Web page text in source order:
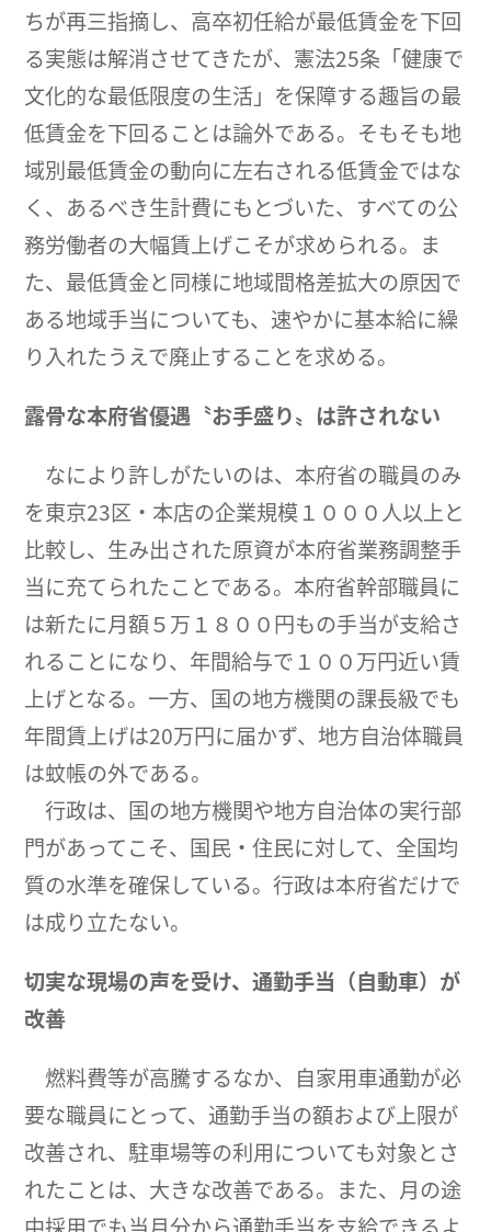
ちが再三指摘し、高卒初任給が最低賃金を下回
る実態は解消させてきたが、憲法25条「健康で
文化的な最低限度の生活」を保障する趣旨の最
低賃金を下回ることは論外である。そもそも地
域別最低賃金の動向に左右される低賃金ではな
く、あるべき生計費にもとづいた、すべての公
務労働者の大幅賃上げこそが求められる。ま
た、最低賃金と同様に地域間格差拡大の原因で
ある地域手当についても、速やかに基本給に繰
り入れたうえで廃止することを求める。
露骨な本府省優遇〝お手盛り〟は許されない
なにより許しがたいのは、本府省の職員のみ
を東京23区・本店の企業規模１０００人以上と
比較し、生み出された原資が本府省業務調整手
当に充てられたことである。本府省幹部職員に
は新たに月額５万１８００円もの手当が支給さ
れることになり、年間給与で１００万円近い賃
上げとなる。一方、国の地方機関の課長級でも
年間賃上げは20万円に届かず、地方自治体職員
は蚊帳の外である。
行政は、国の地方機関や地方自治体の実行部
門があってこそ、国民・住民に対して、全国均
質の水準を確保している。行政は本府省だけで
は成り立たない。
切実な現場の声を受け、通勤手当（自動車）が
改善
燃料費等が高騰するなか、自家用車通勤が必
要な職員にとって、通勤手当の額および上限が
改善され、駐車場等の利用についても対象とさ
れたことは、大きな改善である。また、月の途